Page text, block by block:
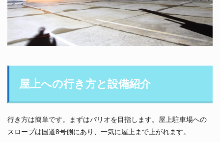
屋上への行き方と設備紹介
行き方は簡単です。まずはパリオを目指します。屋上駐車場への
スロープは国道8号側にあり、一気に屋上まで上がれます。